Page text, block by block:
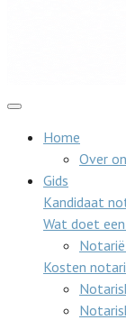
Home
Over
Gids
Kandidaat
Wat doet
Kosten